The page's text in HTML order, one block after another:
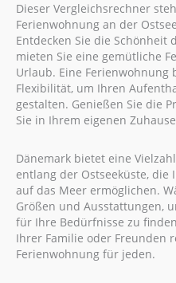
Dieser Vergleichsrechner
Ferienwohnung an der
Entdecken Sie die Schönheit
mieten Sie eine gemütliche
Urlaub. Eine
Flexibilität, um Ihren
gestalten. Genießen Sie die
Sie in Ihrem eigenen
Dänemark bietet eine
entlang der Ostseeküste,
auf das Meer ermöglichen.
Größen und Ausstattungen,
für Ihre Bedürfnisse zu
Ihrer Familie oder Freunden
Ferienwohnung für jeden.